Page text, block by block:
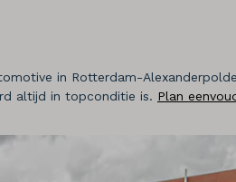
in Rotterdam-
altijd in topconditie is. Plan